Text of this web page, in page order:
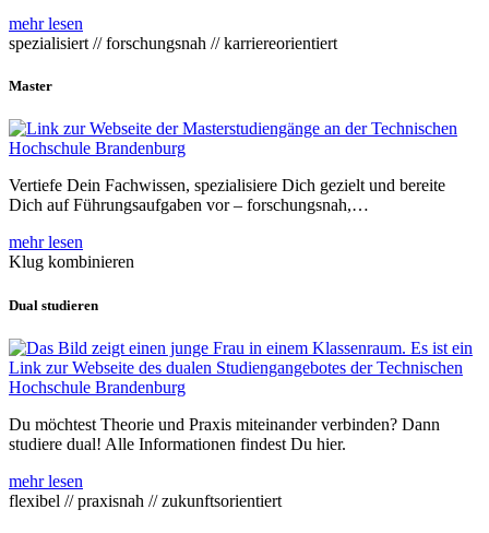
mehr lesen
spezialisiert // forschungsnah // karriereorientiert
Master
Vertiefe Dein Fachwissen, spezialisiere Dich gezielt und bereite
Dich auf Führungsaufgaben vor – forschungsnah,…
mehr lesen
Klug kombinieren
Dual studieren
Du möchtest Theorie und Praxis miteinander verbinden? Dann
studiere dual! Alle Informationen findest Du hier.
mehr lesen
flexibel // praxisnah // zukunftsorientiert